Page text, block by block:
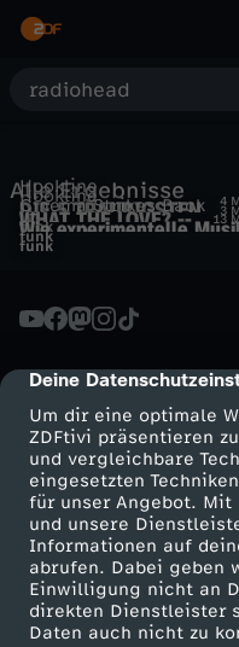
cmp-dialog-
Deine
Um dir eine optimale
ZDFtivi präsentieren
und vergleichbare
eingesetzten
für unser Angebot.
und unsere
Informationen auf
abrufen. Dabei geben
Einwilligung nicht an
direkten Dienstleister
Daten auch nicht zu
c
h
e
Alle Ergebnisse
Hookline
DIE 5 TRAURIGSTEN
LIEDER DER WELT --
HOOKLINE SPECIAL
funk
4
Hookline
WHAT THE LOVE? --
HOOKLINE SPECIAL
funk
3
Cinema Strikes Back
Wie experimentelle
die Filmlandschaft
funk
UT 13
Mehr ZDF
ZDF-Apps
Smart TV
ZDFtext